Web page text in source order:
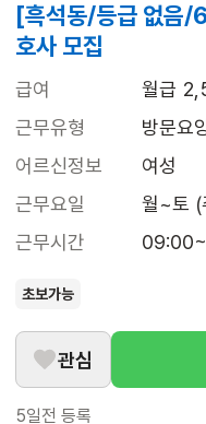
[흑석동/등급 없음/
호사 모집
급여
월급
근무유형
방문요
어르신정보
여성
근무요일
월~토 (
근무시간
초보가능
관심
5일전 등록